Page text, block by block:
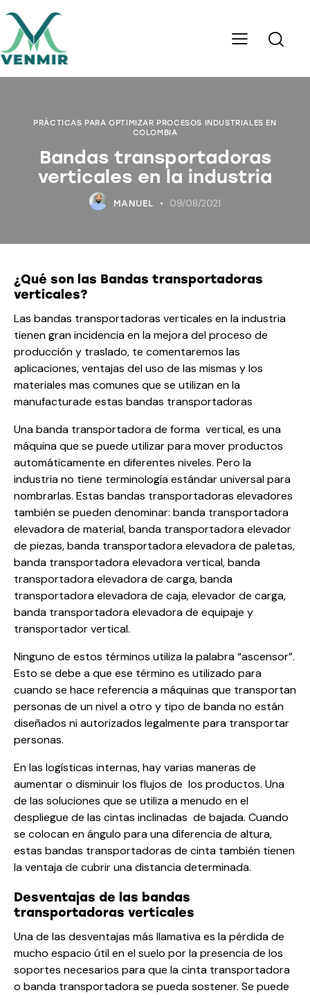
PRÁCTICAS PARA OPTIMIZAR PROCESOS INDUSTRIALES EN
COLOMBIA
Bandas transportadoras
verticales en la industria
MANUEL 09/08/2021
¿Qué son las Bandas transportadoras
verticales?
Las bandas transportadoras verticales en la industria
tienen gran incidencia en la mejora del proceso de
producción y traslado, te comentaremos las
aplicaciones, ventajas del uso de las mismas y los
materiales mas comunes que se utilizan en la
manufacturade estas bandas transportadoras
Una banda transportadora de forma vertical, es una
máquina que se puede utilizar para mover productos
automáticamente en diferentes niveles. Pero la
industria no tiene terminología estándar universal para
nombrarlas. Estas bandas transportadoras elevadores
también se pueden denominar: banda transportadora
elevadora de material, banda transportadora elevador
de piezas, banda transportadora elevadora de paletas,
banda transportadora elevadora vertical, banda
transportadora elevadora de carga, banda
transportadora elevadora de caja, elevador de carga,
banda transportadora elevadora de equipaje y
transportador vertical.
Ninguno de estos términos utiliza la palabra “ascensor”.
Esto se debe a que ese término es utilizado para
cuando se hace referencia a máquinas que transportan
personas de un nivel a otro y tipo de banda no están
diseñados ni autorizados legalmente para transportar
personas.
En las logísticas internas, hay varias maneras de
aumentar o disminuir los flujos de los productos. Una
de las soluciones que se utiliza a menudo en el
despliegue de las cintas inclinadas de bajada. Cuando
se colocan en ángulo para una diferencia de altura,
estas bandas transportadoras de cinta también tienen
la ventaja de cubrir una distancia determinada.
Desventajas de las bandas
transportadoras verticales
Una de las desventajas más llamativa es la pérdida de
mucho espacio útil en el suelo por la presencia de los
soportes necesarios para que la cinta transportadora
o banda transportadora se pueda sostener. Se puede